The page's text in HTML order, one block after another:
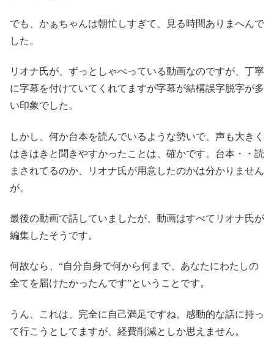
でも、かぁちゃんは朝忙しすぎて、見る時間ありまへんで
した。
リオナ氏が、ずっとしゃべっている動画なのですが、丁寧
に字幕を付けていてくれてますが字幕が結構誤字脱字が多
い印象でした。
しかし、何か台本を読んでいるような勢いで、声も大きく
はきはきと聞きやすかったことは、確かです。台本・・読
まされてるのか、リオナ氏が用意したのかは分かりません
が。
最後の動画で話していましたが、動画はすべてリオナ氏が
編集したそうです。
何故なら、“自分自身で何から何まで、あなたにわたしの
全てを届けたかったんです”ということです。
うん、これは、完全に自己満足ですね。感動的な話に持っ
て行こうとしてますが、経費削減としか思えません。